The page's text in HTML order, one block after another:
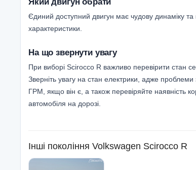
Єдиний доступний двигун має чудову динаміку та
характеристики.
На що звернути увагу
При виборі Scirocco R важливо перевірити стан
Зверніть увагу на стан електрики, адже
ГРМ, якщо він є, а також перевіряйте наявність
автомобіля на дорозі.
Інші покоління Volkswagen Scirocco R